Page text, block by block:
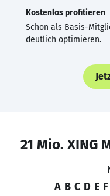
Kostenlos profitieren
Schon als Basis-
deutlich optimieren.
21 Mio. XING
A B C D E F